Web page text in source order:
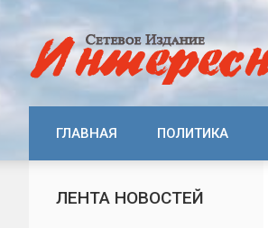
ГЛАВНАЯ ПОЛИТИКА
ЛЕНТА НОВОСТЕЙ